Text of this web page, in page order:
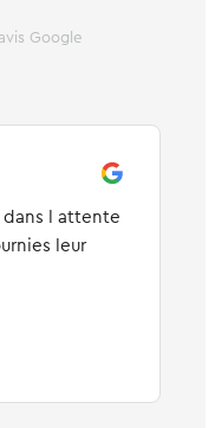
Google
l attente
leur